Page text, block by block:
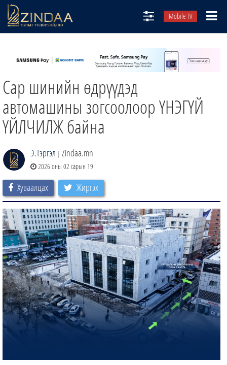
Mobile TV
ТВ8
ӨГЛӨӨНИЙ СОНИН
АУДИО ЗОХИОЛ
ЗИНДАА СЭТГҮҮЛ
Сар шинийн өдрүүдэд
автомашины зогсоолоор ҮНЭГҮЙ
ҮЙЛЧИЛЖ байна
Э.Тэргэл | Zindaa.mn
2026 оны 02 сарын 19
Хуваалцах Жиргэх